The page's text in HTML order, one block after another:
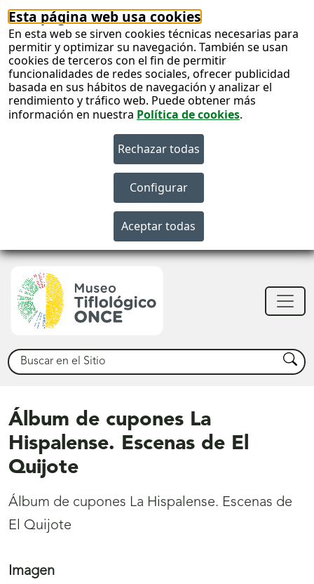
Esta página web usa cookies
En esta web se sirven cookies técnicas necesarias para
permitir y optimizar su navegación. También se usan
cookies de terceros con el fin de permitir
funcionalidades de redes sociales, ofrecer publicidad
basada en sus hábitos de navegación y analizar el
rendimiento y tráfico web. Puede obtener más
información en nuestra Política de cookies.
Buscar Buscar
Álbum de cupones La
Hispalense. Escenas de El
Quijote
Álbum de cupones La Hispalense. Escenas de
El Quijote
Imagen